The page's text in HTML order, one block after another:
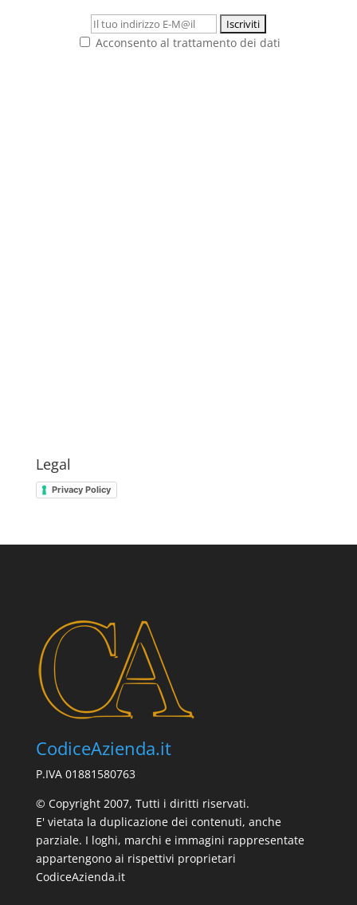
Acconsento al trattamento dei dati
Legal
Privacy Policy
CodiceAzienda.it
P.IVA 01881580763
© Copyright 2007, Tutti i diritti riservati.
E' vietata la duplicazione dei contenuti, anche
parziale. I loghi, marchi e immagini rappresentate
appartengono ai rispettivi proprietari
CodiceAzienda.it